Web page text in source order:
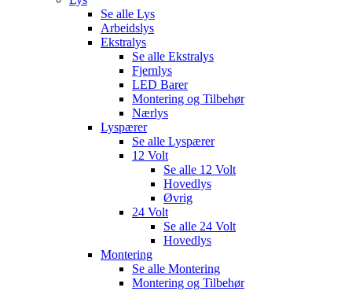
Se alle Lys
Arbeidslys
Ekstralys
Se alle Ekstralys
Fjernlys
LED Barer
Montering og Tilbehør
Nærlys
Lyspærer
Se alle Lyspærer
12 Volt
Se alle 12 Volt
Hovedlys
Øvrig
24 Volt
Se alle 24 Volt
Hovedlys
Montering
Se alle Montering
Montering og Tilbehør